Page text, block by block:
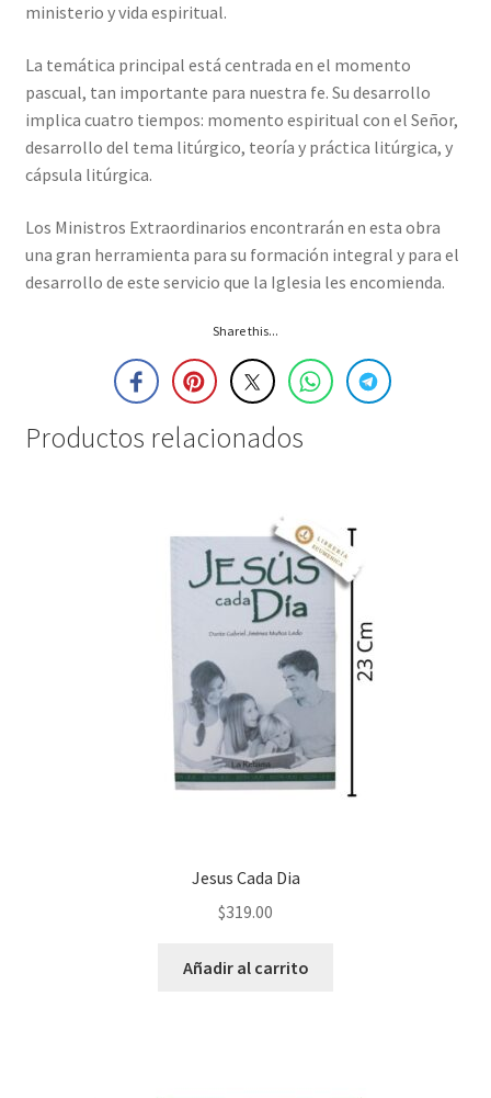
ministerio y vida espiritual.
La temática principal está centrada en el momento
pascual, tan importante para nuestra fe. Su desarrollo
implica cuatro tiempos: momento espiritual con el Señor,
desarrollo del tema litúrgico, teoría y práctica litúrgica, y
cápsula litúrgica.
Los Ministros Extraordinarios encontrarán en esta obra
una gran herramienta para su formación integral y para el
desarrollo de este servicio que la Iglesia les encomienda.
Share this...
Productos relacionados
Jesus Cada Dia
$319.00
Añadir al carrito